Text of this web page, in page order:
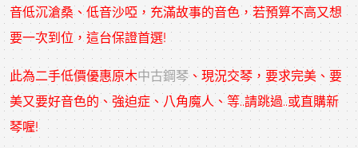
音低沉滄桑、低音沙啞，充滿故事的音色，若預算不高又想
要一次到位，這台保證首選!
此為二手低價優惠原木中古鋼琴、現況交琴，要求完美、要
美又要好音色的、強迫症、八角魔人、等..請跳過..或直購新
琴喔!